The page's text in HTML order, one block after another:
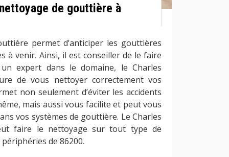
de gouttière à
permet d’anticiper les gouttières
à venir. Ainsi, il est conseiller de le faire
expert dans le domaine, le Charles
de vous nettoyer correctement vos
non seulement d’éviter les accidents
mais aussi vous facilite et peut vous
vos systèmes de gouttière. Le Charles
faire le nettoyage sur tout type de
de 86200.